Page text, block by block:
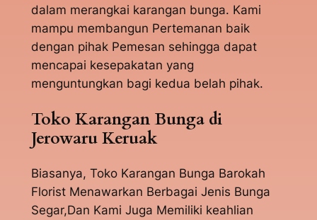
dalam merangkai karangan bunga. Kami
mampu membangun Pertemanan baik
dengan pihak Pemesan sehingga dapat
mencapai kesepakatan yang
menguntungkan bagi kedua belah pihak.
Toko Karangan Bunga di
Jerowaru Keruak
Biasanya, Toko Karangan Bunga Barokah
Florist Menawarkan Berbagai Jenis Bunga
Segar,Dan Kami Juga Memiliki keahlian